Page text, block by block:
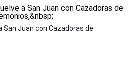
San Juan con Cazadoras de